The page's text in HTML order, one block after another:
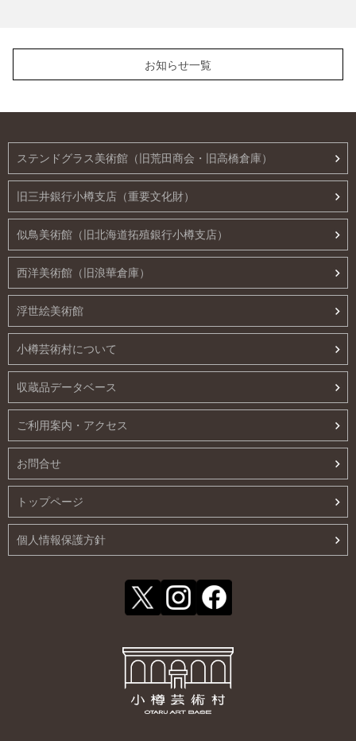
お知らせ一覧
ステンドグラス美術館（旧荒田商会・旧高橋倉庫）
旧三井銀行小樽支店（重要文化財）
似鳥美術館（旧北海道拓殖銀行小樽支店）
西洋美術館（旧浪華倉庫）
浮世絵美術館
小樽芸術村について
収蔵品データベース
ご利用案内・アクセス
お問合せ
トップページ
個人情報保護方針